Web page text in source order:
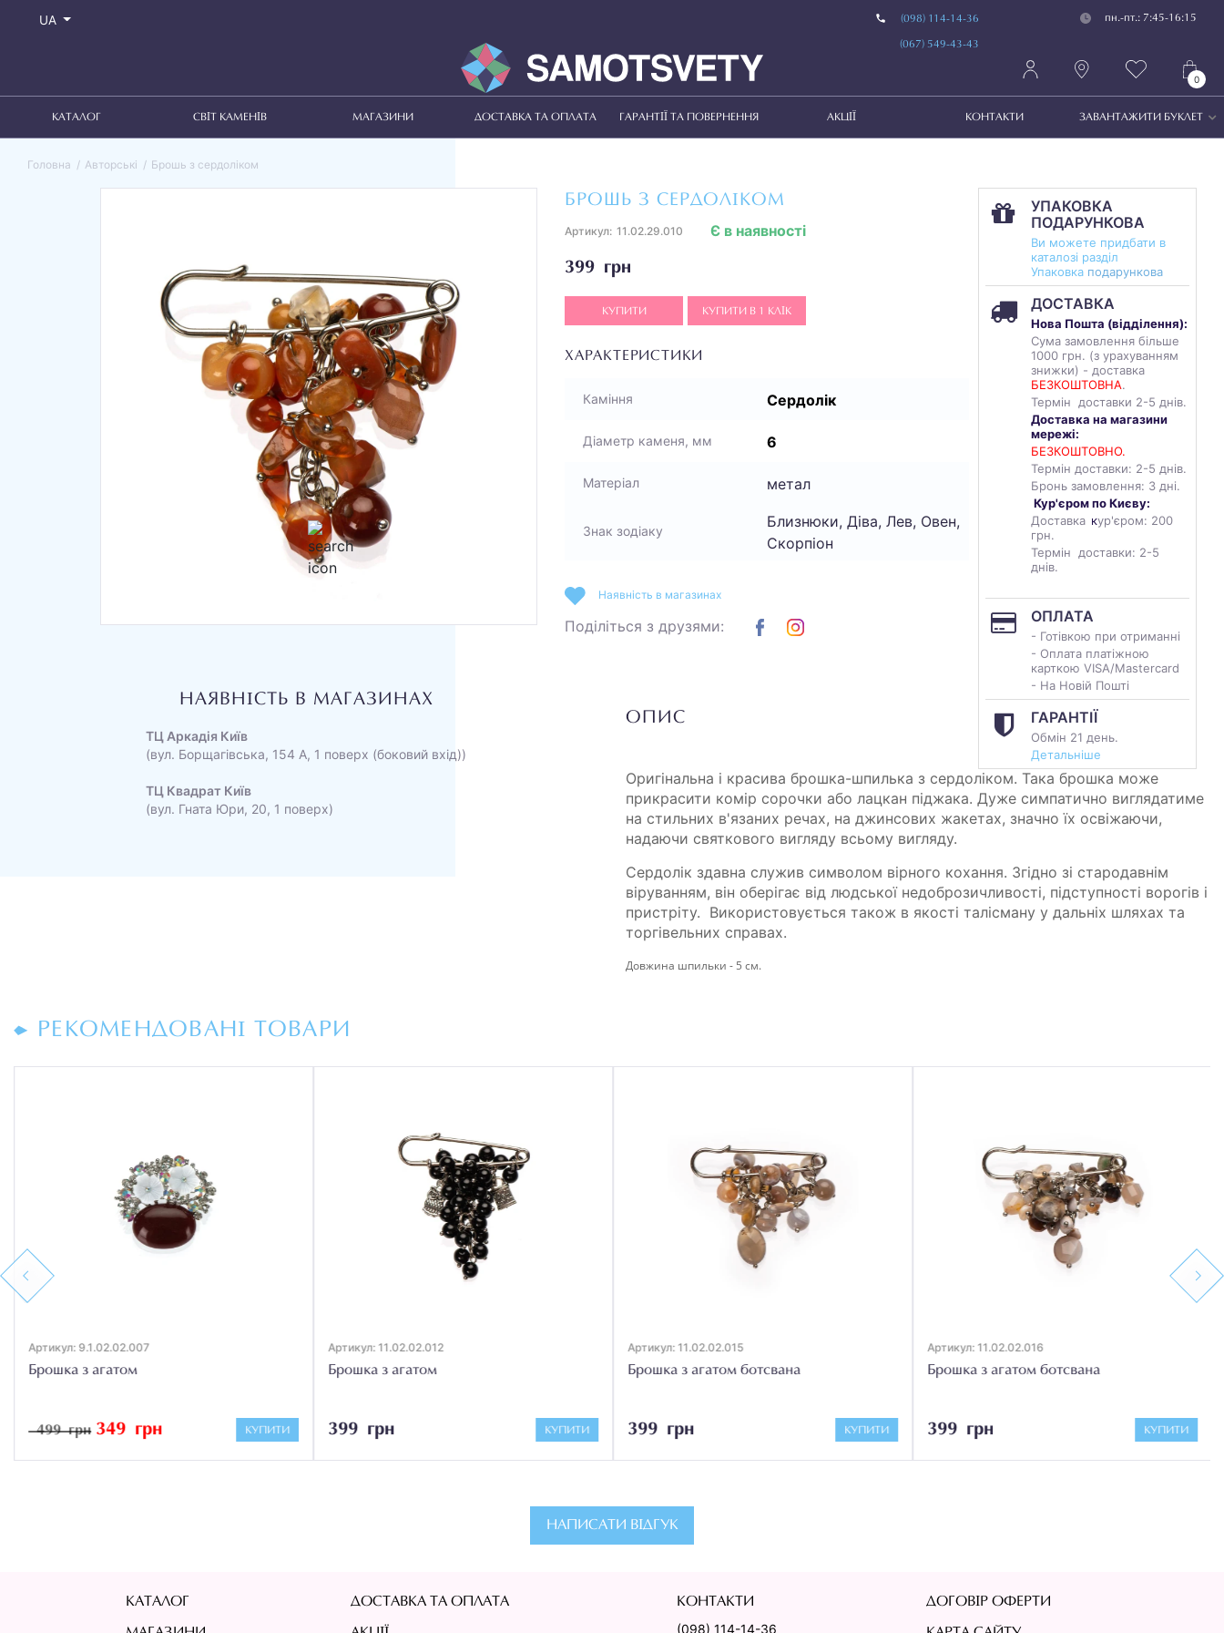
UA (098) 114-14-36
(067) 549-43-43
пн.-пт.: 7:45-16:15
0
КАТАЛОГ СВІТ КАМЕНІВ МАГАЗИНИ ДОСТАВКА ТА ОПЛАТА ГАРАНТІЇ ТА ПОВЕРНЕННЯ АКЦІЇ КОНТАКТИ ЗАВАНТАЖИТИ БУКЛЕТ
Головна Авторські Брошь з сердоліком
БРОШЬ З СЕРДОЛІКОМ
Артикул: 11.02.29.010
399 грн
Є в наявності
КУПИТИ КУПИТИ В 1 КЛІК
ХАРАКТЕРИСТИКИ
Каміння Сердолік
Діаметр каменя, мм 6
Матеріал метал
Знак зодіаку
Близнюки, Діва, Лев, Овен,
Скорпіон
УПАКОВКА
ПОДАРУНКОВА
Ви можете придбати в
каталозі разділ
Упаковка подарункова
ДОСТАВКА
Нова Пошта (відділення):
Сума замовлення більше
1000 грн. (з урахуванням
знижки) - доставка
БЕЗКОШТОВНА.
Термін доставки 2-5 днів.
Доставка на магазини
мережі:
БЕЗКОШТОВНО.
Термін доставки: 2-5 днів.
Бронь замовлення: 3 дні.
Кур'єром по Києву:
Доставка кур'єром: 200
грн.
Термін доставки: 2-5
днів.
ОПЛАТА
- Готівкою при отриманні
- Оплата платіжною
карткою VISA/Mastercard
- На Новій Пошті
ГАРАНТІЇ
Обмін 21 день.
Детальніше
Наявність в магазинах
Поділіться з друзями:
НАЯВНІСТЬ В МАГАЗИНАХ
ТЦ Аркадія Київ
(вул. Борщагівська, 154 А, 1 поверх (боковий вхід))
ТЦ Квадрат Київ
(вул. Гната Юри, 20, 1 поверх)
ОПИС
Оригінальна і красива брошка-шпилька з сердоліком. Така брошка може
прикрасити комір сорочки або лацкан піджака. Дуже симпатично виглядатиме
на стильних в'язаних речах, на джинсових жакетах, значно їх освіжаючи,
надаючи святкового вигляду всьому вигляду.
Сердолік здавна служив символом вірного кохання. Згідно зі стародавнім
віруванням, він оберігає від людської недоброзичливості, підступності ворогів і
пристріту. Вико­ристовується також в якості талісману у дальніх шляхах та
торгівельних справах.
Довжина шпильки - 5 см.
РЕКОМЕНДОВАНІ ТОВАРИ
Previous
Артикул: 9.1.02.02.007
Брошка з агатом
499 грн 349 грн КУПИТИ
Артикул: 11.02.02.012
Брошка з агатом
399 грн КУПИТИ
Артикул: 11.02.02.015
Брошка з агатом ботсвана
399 грн КУПИТИ
Артикул: 11.02.02.016
Брошка з агатом ботсвана
399 грн КУПИТИ
Next
НАПИСАТИ ВІДГУК
КАТАЛОГ ДОСТАВКА ТА ОПЛАТА КОНТАКТИ
(098) 114-14-36
ДОГОВІР ОФЕРТИ